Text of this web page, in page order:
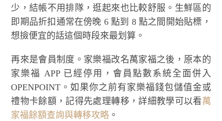
少，結帳不用排隊，逛起來也比較舒服。生鮮區的
即期品折扣通常在傍晚 6 點到 8 點之間開始貼標，
想撿便宜的話這個時段來最划算。
再來是會員制度。家樂福改名萬家福之後，原本的
家樂福 APP 已經停用，會員點數系統全面併入
OPENPOINT。如果你之前有家樂福錢包儲值金或
禮物卡餘額，記得先處理轉移，詳細教學可以看萬
家福餘額查詢與轉移攻略 。